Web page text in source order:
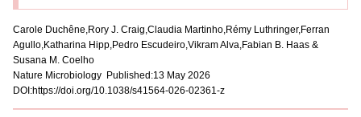
Carole Duchêne,Rory J. Craig,Claudia Martinho,Rémy Luthringer,Ferran
Agullo,Katharina Hipp,Pedro Escudeiro,Vikram Alva,Fabian B. Haas &
Susana M. Coelho
Nature Microbiology Published:13 May 2026
DOI:https://doi.org/10.1038/s41564-026-02361-z